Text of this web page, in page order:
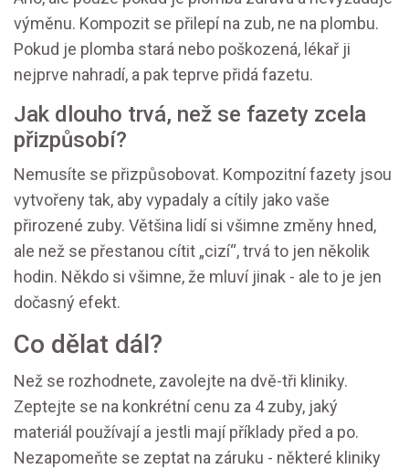
výměnu. Kompozit se přilepí na zub, ne na plombu.
Pokud je plomba stará nebo poškozená, lékař ji
nejprve nahradí, a pak teprve přidá fazetu.
Jak dlouho trvá, než se fazety zcela
přizpůsobí?
Nemusíte se přizpůsobovat. Kompozitní fazety jsou
vytvořeny tak, aby vypadaly a cítily jako vaše
přirozené zuby. Většina lidí si všimne změny hned,
ale než se přestanou cítit „cizí“, trvá to jen několik
hodin. Někdo si všimne, že mluví jinak - ale to je jen
dočasný efekt.
Co dělat dál?
Než se rozhodnete, zavolejte na dvě-tři kliniky.
Zeptejte se na konkrétní cenu za 4 zuby, jaký
materiál používají a jestli mají příklady před a po.
Nezapomeňte se zeptat na záruku - některé kliniky